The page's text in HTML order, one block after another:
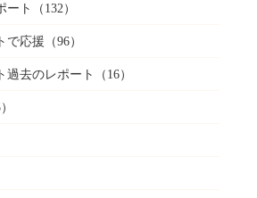
ート （132）
で応援 （96）
過去のレポート （16）